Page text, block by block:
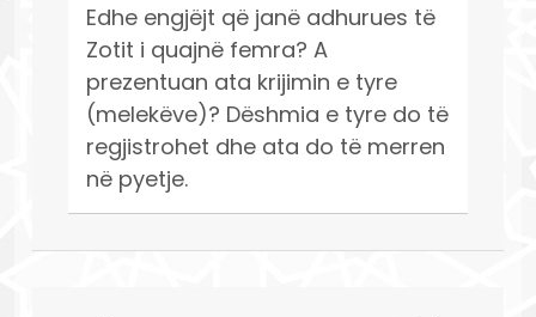
Edhe engjëjt që janë adhurues të
Zotit i quajnë femra? A
prezentuan ata krijimin e tyre
(melekëve)? Dëshmia e tyre do të
regjistrohet dhe ata do të merren
në pyetje.